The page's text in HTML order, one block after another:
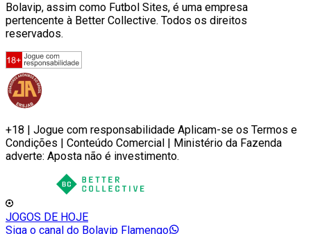
Bolavip, assim como Futbol Sites, é uma empresa
pertencente à Better Collective. Todos os direitos
reservados.
+18 | Jogue com responsabilidade Aplicam-se os Termos e
Condições | Conteúdo Comercial | Ministério da Fazenda
adverte: Aposta não é investimento.
JOGOS DE HOJE
Siga o canal do Bolavip Flamengo